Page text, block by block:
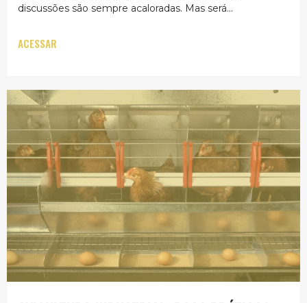
discussões são sempre acaloradas. Mas será...
ACESSAR